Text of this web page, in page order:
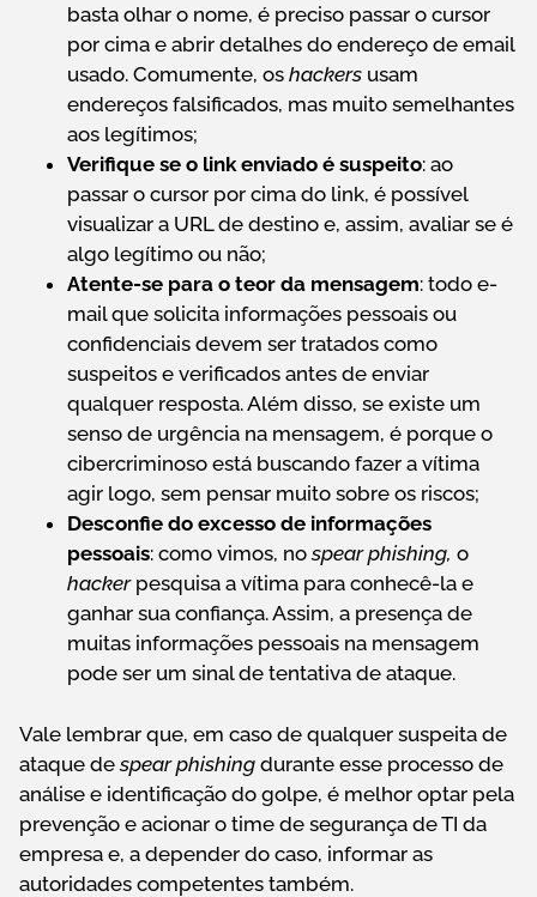
basta olhar o nome, é preciso passar o cursor
por cima e abrir detalhes do endereço de email
usado. Comumente, os hackers usam
endereços falsificados, mas muito semelhantes
aos legítimos;
Verifique se o link enviado é suspeito: ao
passar o cursor por cima do link, é possível
visualizar a URL de destino e, assim, avaliar se é
algo legítimo ou não;
Atente-se para o teor da mensagem: todo e-
mail que solicita informações pessoais ou
confidenciais devem ser tratados como
suspeitos e verificados antes de enviar
qualquer resposta. Além disso, se existe um
senso de urgência na mensagem, é porque o
cibercriminoso está buscando fazer a vítima
agir logo, sem pensar muito sobre os riscos;
Desconfie do excesso de informações
pessoais: como vimos, nospear phishing, o
hackerpesquisa a vítima para conhecê-la e
ganhar sua confiança. Assim, a presença de
muitas informações pessoais na mensagem
pode ser um sinal de tentativa de ataque.
Vale lembrar que, em caso de qualquer suspeita de
ataque despear phishing durante esse processo de
análise e identificação do golpe, é melhor optar pela
prevenção e acionar o time de segurança de TI da
empresa e, a depender do caso, informar as
autoridades competentes também.